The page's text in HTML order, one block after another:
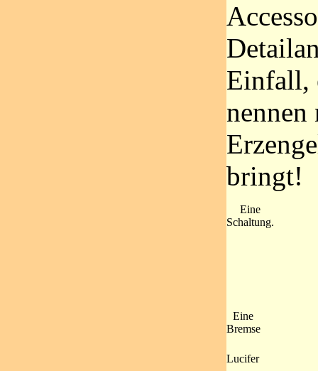
Einfall,
nennen
bringt!
Eine
Schaltung.
Eine
Bremse
Lucifer